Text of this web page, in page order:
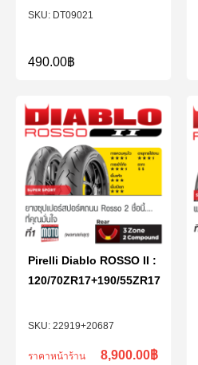
DT09021
490.00฿
22919+20687
Pirelli Diablo ROSSO II :
120/70ZR17+190/55ZR17
ราคาหน้าร้าน 8,900.00฿